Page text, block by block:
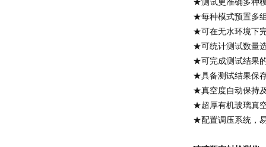
★测试更准确多种
★每种模式预置多
★可在无水环境下
★可统计测试数量
★可完成测试结果
★具备测试结果保
★真空度自动保持
★超厚有机玻璃真
★配置调压系统，